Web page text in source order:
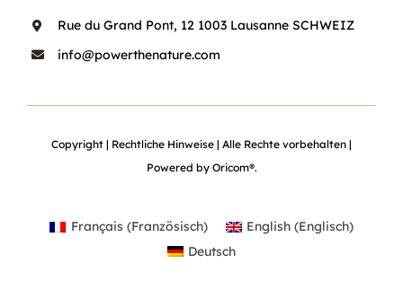
Rue du Grand Pont, 12 1003 Lausanne SCHWEIZ
info@powerthenature.com
Copyright | Rechtliche Hinweise | Alle Rechte vorbehalten |
Powered by Oricom®.
Français (Französisch) English (Englisch)
Deutsch